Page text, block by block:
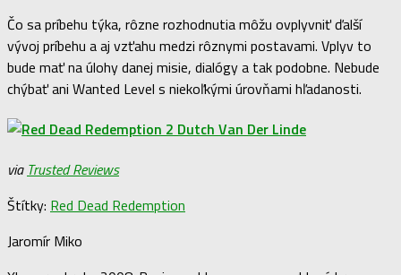
Čo sa príbehu týka, rôzne rozhodnutia môžu ovplyvniť ďalší
vývoj príbehu a aj vzťahu medzi rôznymi postavami. Vplyv to
bude mať na úlohy danej misie, dialógy a tak podobne. Nebude
chýbať ani Wanted Level s niekoľkými úrovňami hľadanosti.
via Trusted Reviews
Štítky: Red Dead Redemption
Jaromír Miko